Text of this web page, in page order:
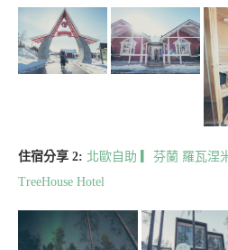
住宿分享 2: 北歐自助 ▎芬蘭 羅瓦涅
TreeHouse Hotel